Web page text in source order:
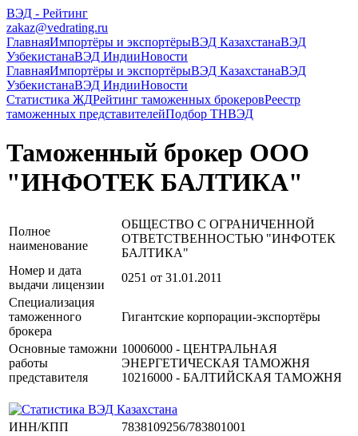
ВЭД - Рейтинг
zakaz@vedrating.ru
ГлавнаяИмпортёры и экспортёрыВЭД КазахстанаВЭД
УзбекистанаВЭД ИндииНовости
ГлавнаяИмпортёры и экспортёрыВЭД КазахстанаВЭД
УзбекистанаВЭД ИндииНовости
Статистика ЖДРейтинг таможенных брокеровРеестр
таможенных представителейПодбор ТНВЭД
Таможенный брокер ООО
"ИНФОТЕК БАЛТИКА"
Полное
наименование
ОБЩЕСТВО С ОГРАНИЧЕННОЙ
ОТВЕТСТВЕННОСТЬЮ "ИНФОТЕК
БАЛТИКА"
Номер и дата
выдачи лицензии
0251 от 31.01.2011
Специализация
таможенного
брокера
Гигантские корпорации-экспортёры
Основные таможни
работы
представителя
10006000 - ЦЕНТРАЛЬНАЯ
ЭНЕРГЕТИЧЕСКАЯ ТАМОЖНЯ
10216000 - БАЛТИЙСКАЯ ТАМОЖНЯ
ИНН/КПП
7838109256/783801001